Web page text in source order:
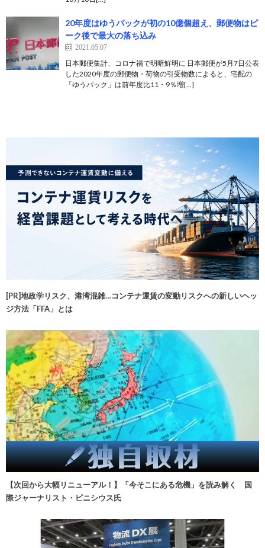
20年度はゆうパックが初の10億個超え、郵便物はピ
ーク後で最大の落ち込み
2021.05.07
日本郵便集計、コロナ禍で明暗鮮明に 日本郵便が5月7日公表
した2020年度の郵便物・荷物の引受物数によると、宅配の
「ゆうパック」は前年度比11・9％増[…]
[PR]地政学リスク、港湾混雑…コンテナ運賃の変動リスクへの新しいヘッ
ジ方法「FFA」とは
【次回から大幅リニューアル！】「今そこにある危機」を読み解く 国
際ジャーナリスト・ビニシウス氏